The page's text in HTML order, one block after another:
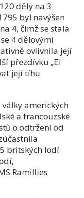
děly na 3
byl navýšen
4, čímž se stala
4 dělovými
ovlivnila její
přezdívku „El
její tíhu
amerických
a francouzské
o odtržení od
britských lodí
Ramillies